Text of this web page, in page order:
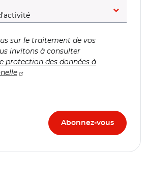
sur le traitement de vos
invitons à consulter
protection des données à